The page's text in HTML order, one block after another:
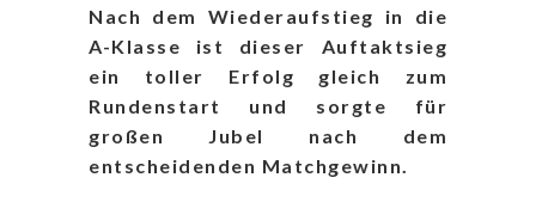
Nach dem Wiederaufstieg in die
A-Klasse ist dieser Auftaktsieg
ein toller Erfolg gleich zum
Rundenstart und sorgte für
großen Jubel nach dem
entscheidenden Matchgewinn.